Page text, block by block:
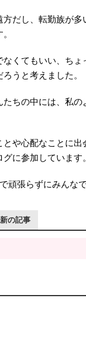
だし、転勤族が
くてもいい、ち
うと考えました。
ちの中には、私
や心配なことに
に参加しています。
頑張らずにみんな
の記事